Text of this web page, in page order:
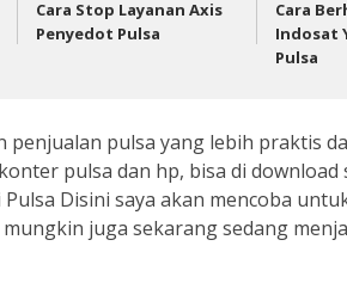
Cara Stop Layanan Axis
Penyedot Pulsa
Cara
Indosat
Pulsa
penjualan pulsa yang lebih praktis
pulsa dan hp, bisa di download
Disini saya akan mencoba
juga sekarang sedang